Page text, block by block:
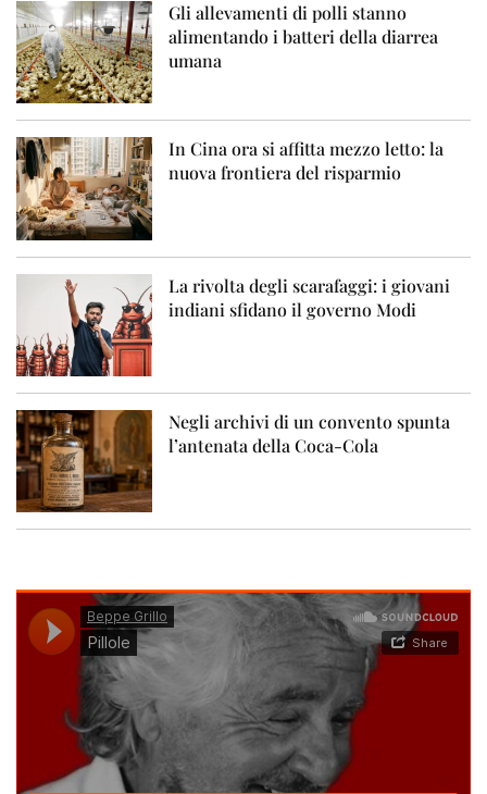
Gli allevamenti di polli stanno
alimentando i batteri della diarrea
umana
In Cina ora si affitta mezzo letto: la
nuova frontiera del risparmio
La rivolta degli scarafaggi: i giovani
indiani sfidano il governo Modi
Negli archivi di un convento spunta
l’antenata della Coca-Cola